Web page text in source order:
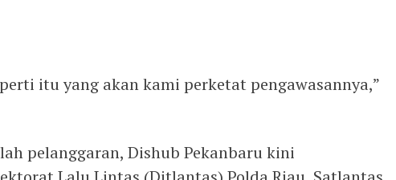
itu yang akan kami perketat pengawasannya,”
pelanggaran, Dishub Pekanbaru kini